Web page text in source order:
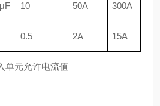
10 50A 300A
0.5 2A 15A
单元允许电流值